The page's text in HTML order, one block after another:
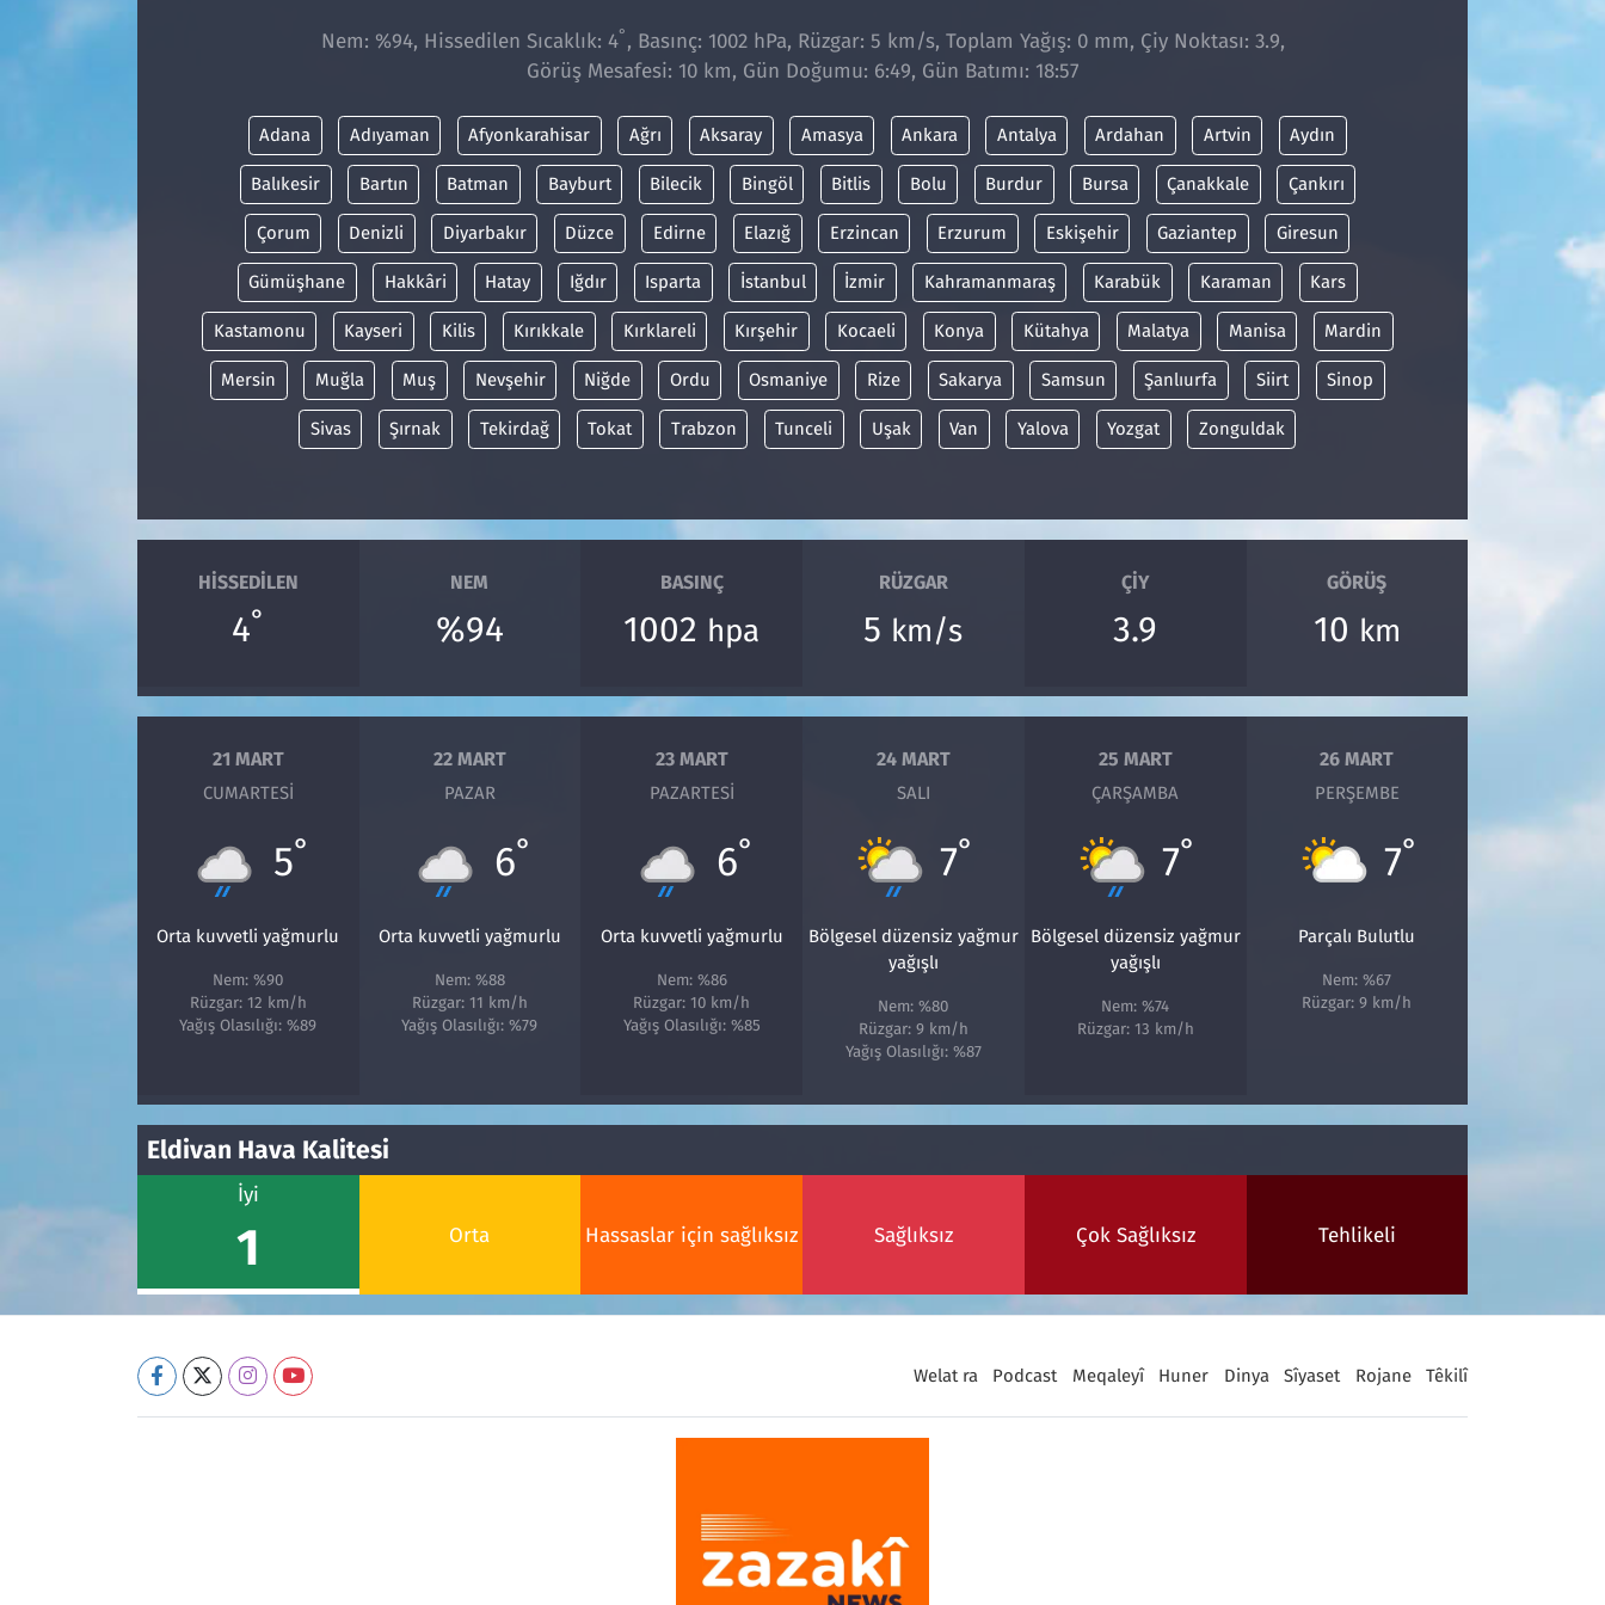
Nem: %94, Hissedilen Sıcaklık: 4° , Basınç: 1002 hPa, Rüzgar: 5 km/s, Toplam Yağış: 0 mm, Çiy Noktası: 3.9,
Görüş Mesafesi: 10 km, Gün Doğumu: 6:49, Gün Batımı: 18:57
Adana Adıyaman Afyonkarahisar Ağrı Aksaray Amasya Ankara Antalya Ardahan Artvin Aydın
Balıkesir Bartın Batman Bayburt Bilecik Bingöl Bitlis Bolu Burdur Bursa Çanakkale Çankırı
Çorum Denizli Diyarbakır Düzce Edirne Elazığ Erzincan Erzurum Eskişehir Gaziantep Giresun
Gümüşhane Hakkâri Hatay Iğdır Isparta İstanbul İzmir Kahramanmaraş Karabük Karaman Kars
Kastamonu Kayseri Kilis Kırıkkale Kırklareli Kırşehir Kocaeli Konya Kütahya Malatya Manisa Mardin
Mersin Muğla Muş Nevşehir Niğde Ordu Osmaniye Rize Sakarya Samsun Şanlıurfa Siirt Sinop
Sivas Şırnak Tekirdağ Tokat Trabzon Tunceli Uşak Van Yalova Yozgat Zonguldak
HISSEDILEN
4°
NEM
%94
BASINÇ
1002 hpa
RÜZGAR
5 km/s
ÇIY
3.9
GÖRÜŞ
10 km
21 MART
CUMARTESI
5°
Orta kuvvetli yağmurlu
Nem: %90
Rüzgar: 12 km/h
Yağış Olasılığı: %89
22 MART
PAZAR
6°
Orta kuvvetli yağmurlu
Nem: %88
Rüzgar: 11 km/h
Yağış Olasılığı: %79
23 MART
PAZARTESI
6°
Orta kuvvetli yağmurlu
Nem: %86
Rüzgar: 10 km/h
Yağış Olasılığı: %85
24 MART
SALI
7°
Bölgesel düzensiz yağmur
yağışlı
Nem: %80
Rüzgar: 9 km/h
Yağış Olasılığı: %87
25 MART
ÇARŞAMBA
7°
Bölgesel düzensiz yağmur
yağışlı
Nem: %74
Rüzgar: 13 km/h
26 MART
PERŞEMBE
7°
Parçalı Bulutlu
Nem: %67
Rüzgar: 9 km/h
Eldivan Hava Kalitesi
İyi
1 Orta Hassaslar için sağlıksız Sağlıksız Çok Sağlıksız Tehlikeli
Welat ra Podcast Meqaleyî Huner Dinya Sîyaset Rojane Têkilî